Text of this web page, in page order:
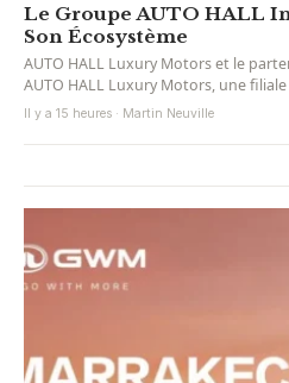
Le Groupe AUTO HALL
Son Écosystème
AUTO HALL Luxury Motors et le
AUTO HALL Luxury Motors, une
Il y a 15 heures · Martin Neuville